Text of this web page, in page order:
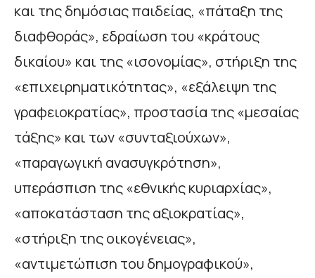
και της δημόσιας παιδείας, «πάταξη της
διαφθοράς», εδραίωση του «κράτους
δικαίου» και της «ισονομίας», στήριξη της
«επιχειρηματικότητας», «εξάλειψη της
γραφειοκρατίας», προστασία της «μεσαίας
τάξης» και των «συνταξιούχων»,
«παραγωγική ανασυγκρότηση»,
υπεράσπιση της «εθνικής κυριαρχίας»,
«αποκατάσταση της αξιοκρατίας»,
«στήριξη της οικογένειας»,
«αντιμετώπιση του δημογραφικού»,